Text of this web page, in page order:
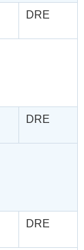
DRE
DRE
DRE